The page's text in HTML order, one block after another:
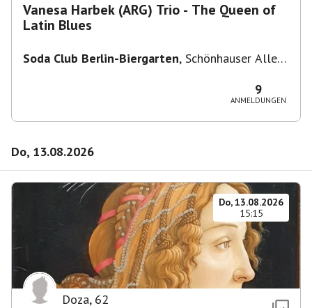
Vanesa Harbek (ARG) Trio - The Queen of
Latin Blues
Soda Club Berlin-Biergarten, Schönhauser Allee
9
ANMELDUNGEN
Do, 13.08.2026
Do, 13.08.2026
15:15
Doza, 62